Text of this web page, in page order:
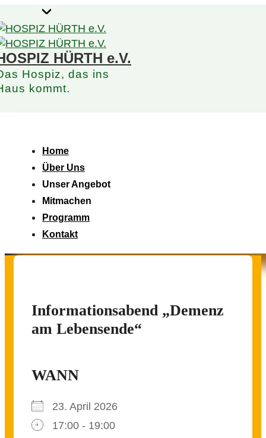
Zum
Inhalt
HÜRTH e.V.
Hospiz, das ins
kommt.
Home
Über Uns
Unser Angebot
Mitmachen
Programm
Kontakt
Informationsabend „Demenz
am Lebensende“
WANN
23. April 2026
17:00 - 19:00